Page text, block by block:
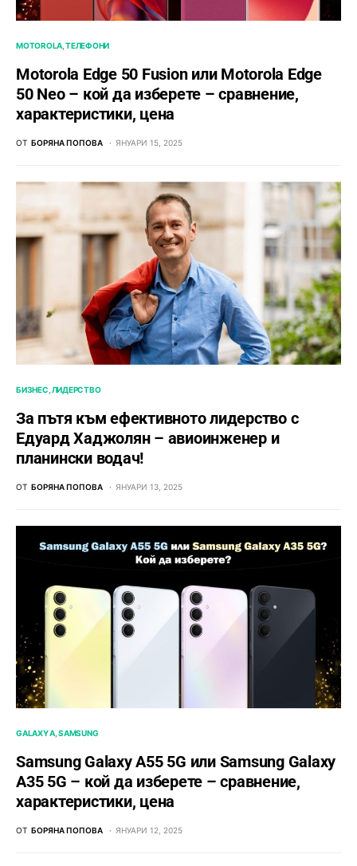
MOTOROLA ТЕЛЕФОНИ
Motorola Edge 50 Fusion или Motorola Edge
50 Neo – кой да изберете – сравнение,
характеристики, цена
ОТ БОРЯНА ПОПОВА ЯНУАРИ 15, 2025
БИЗНЕС ЛИДЕРСТВО
За пътя към ефективното лидерство с
Едуард Хаджолян – авиоинженер и
планински водач!
ОТ БОРЯНА ПОПОВА ЯНУАРИ 13, 2025
GALAXY A SAMSUNG
Samsung Galaxy A55 5G или Samsung Galaxy
A35 5G – кой да изберете – сравнение,
характеристики, цена
ОТ БОРЯНА ПОПОВА ЯНУАРИ 12, 2025